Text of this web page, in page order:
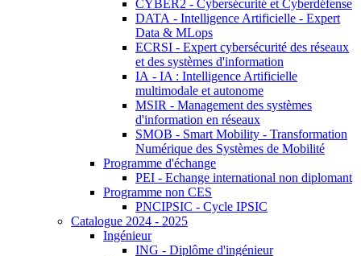
CYBER2 - Cybersécurité et Cyberdéfense
DATA - Intelligence Artificielle - Expert
Data & MLops
ECRSI - Expert cybersécurité des réseaux
et des systèmes d'information
IA - IA : Intelligence Artificielle
multimodale et autonome
MSIR - Management des systèmes
d'information en réseaux
SMOB - Smart Mobility - Transformation
Numérique des Systèmes de Mobilité
Programme d'échange
PEI - Echange international non diplomant
Programme non CES
PNCIPSIC - Cycle IPSIC
Catalogue 2024 - 2025
Ingénieur
ING - Diplôme d'ingénieur